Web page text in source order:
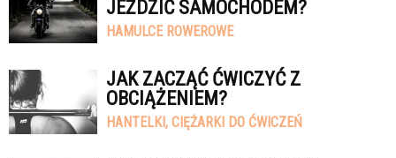
JEŹDZIĆ SAMOCHODEM?
HAMULCE ROWEROWE
JAK ZACZĄĆ ĆWICZYĆ Z
OBCIĄŻENIEM?
HANTELKI, CIĘŻARKI DO ĆWICZEŃ